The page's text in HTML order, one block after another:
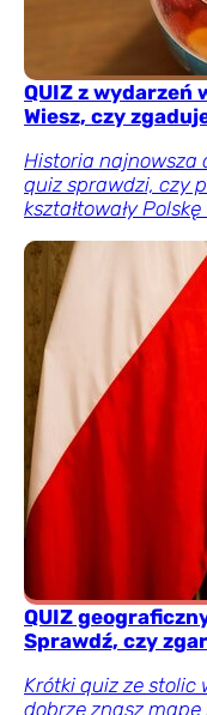
QUIZ z wydarzeń
Wiesz, czy
Historia najnowsza
quiz sprawdzi, czy
kształtowały
QUIZ
Sprawdź, czy
Krótki quiz ze stolic
dobrze znasz